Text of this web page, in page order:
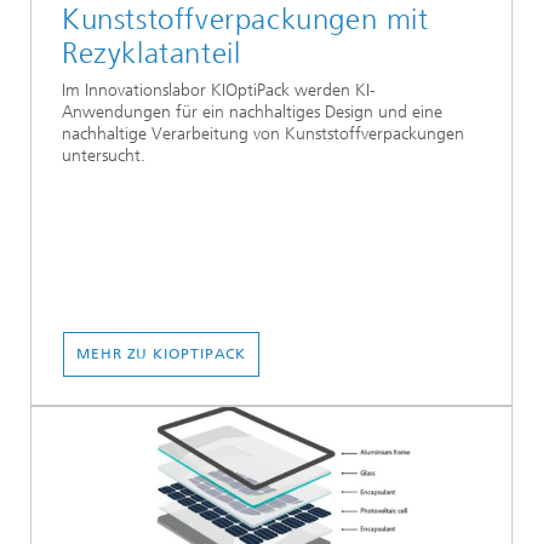
Kunststoffverpackungen mit
Rezyklatanteil
Im Innovationslabor KIOptiPack werden KI-
Anwendungen für ein nachhaltiges Design und eine
nachhaltige Verarbeitung von Kunststoffverpackungen
untersucht.
MEHR ZU KIOPTIPACK